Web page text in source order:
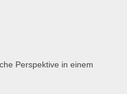
Perspektive in einem